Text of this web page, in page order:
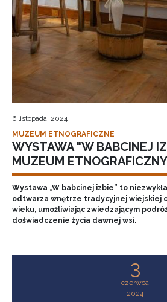
6 listopada, 2024
MUZEUM ETNOGRAFICZNE
WYSTAWA "W BABCINEJ
MUZEUM
Wystawa „W babcinej izbie” to
odtwarza wnętrze tradycyjnej wiejskiej
wieku, umożliwiając zwiedzającym
doświadczenie życia dawnej wsi.
3
czerwca
2024